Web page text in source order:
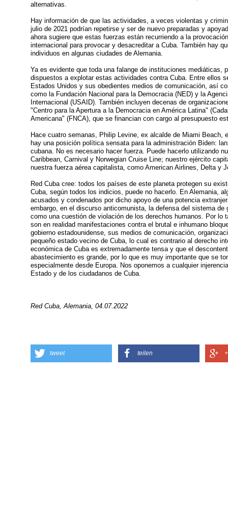
alternativas.
Hay información de que las actividades, a veces violentas y
julio de 2021 podrían repetirse y ser de nuevo preparadas y
ahora sugiere que estas fuerzas están recurriendo a la
internacional para provocar y desacreditar a Cuba. También hay
individuos en algunas ciudades de Alemania.
Ya es evidente que toda una falange de instituciones mediáticas,
dispuestos a explotar estas actividades contra Cuba. Entre ellos
Estados Unidos y sus obedientes medios de comunicación, así
como la Fundación Nacional para la Democracia (NED) y la
Internacional (USAID). También incluyen decenas de
"Centro para la Apertura a la Democracia en América Latina"
Americana" (FNCA), que se financian con cargo al presupuesto
Hace cuatro semanas, Philip Levine, ex alcalde de Miami Beach,
hay una posición política sensata para la administración Biden:
cubana. No es necesario hacer fuerza. Puede hacerlo utilizando
Caribbean, Carnival y Norwegian Cruise Line; nuestro ejército
nuestra fuerza aérea capitalista, como American Airlines, Delta y
Red Cuba cree: todos los países de este planeta protegen su
Cuba, según todos los indicios, puede no hacerlo. En Alemania,
acusados y condenados por dicho apoyo de una potencia
embargo, en el discurso anticomunista, la defensa del sistema de
como una cuestión de violación de los derechos humanos. Por
son en realidad manifestaciones contra el brutal e inhumano
gobierno estadounidense, sus medios de comunicación,
pequeño estado vecino de Cuba, lo cual es contrario al derecho
económica de Cuba es extremadamente tensa y que el
abastecimiento es grande, por lo que es muy importante que se
especialmente desde Europa. Nos oponemos a cualquier
Estado y de los ciudadanos de Cuba.
Red Cuba, Alemania, 04.07.2022
tweet teilen